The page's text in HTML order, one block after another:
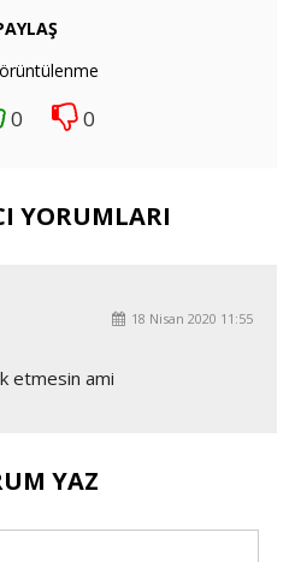
0 0
YORUMLARI
18 Nisan 2020 11:55
etmesin ami
YAZ